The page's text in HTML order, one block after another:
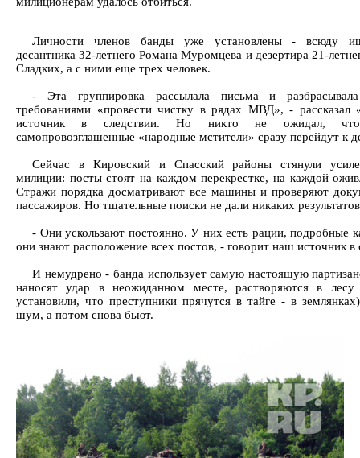
Личности членов банды уже установлены - всюду
десантника 32-летнего Романа Муромцева и дезертира 21-
Сладких, а с ними еще трех человек.
- Эта группировка рассылала письма и
требованиями «провести чистку в рядах МВД», - рассказал
источник в следствии. Но никто не ожидал,
самопровозглашенные «народные мстители» сразу перейдут к
Сейчас в Кировский и Спасский районы стянули
милиции: посты стоят на каждом перекрестке, на каждой
Стражи порядка досматривают все машины и проверяют
пассажиров. Но тщательные поиски не дали никаких
- Они ускользают постоянно. У них есть рации, подробные
они знают расположение всех постов, - говорит наш источник в
И немудрено - банда использует самую настоящую
наносят удар в неожиданном месте, растворяются в лесу
установили, что преступники прячутся в тайге - в
шум, а потом снова бьют.